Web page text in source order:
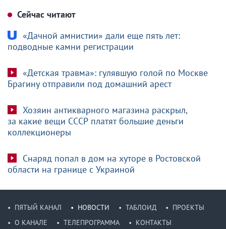
Сейчас читают
«Дачной амнистии» дали еще пять лет:
подводные камни регистрации
«Детская травма»: гулявшую голой по Москве
Брагину отправили под домашний арест
Хозяин антикварного магазина раскрыл,
за какие вещи СССР платят большие деньги
коллекционеры
Снаряд попал в дом на хуторе в Ростовской
области на границе с Украиной
ПЯТЫЙ КАНАЛ НОВОСТИ ТАБЛОИД
ПРОЕКТЫ
О КАНАЛЕ
ТЕЛЕПРОГРАММА КОНТАКТЫ